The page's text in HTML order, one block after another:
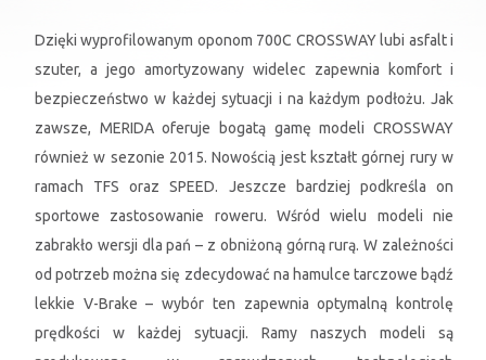
Dzięki wyprofilowanym oponom 700C CROSSWAY lubi asfalt i
szuter, a jego amortyzowany widelec zapewnia komfort i
bezpieczeństwo w każdej sytuacji i na każdym podłożu. Jak
zawsze, MERIDA oferuje bogatą gamę modeli CROSSWAY
również w sezonie 2015. Nowością jest kształt górnej rury w
ramach TFS oraz SPEED. Jeszcze bardziej podkreśla on
sportowe zastosowanie roweru. Wśród wielu modeli nie
zabrakło wersji dla pań – z obniżoną górną rurą. W zależności
od potrzeb można się zdecydować na hamulce tarczowe bądź
lekkie V-Brake – wybór ten zapewnia optymalną kontrolę
prędkości w każdej sytuacji. Ramy naszych modeli są